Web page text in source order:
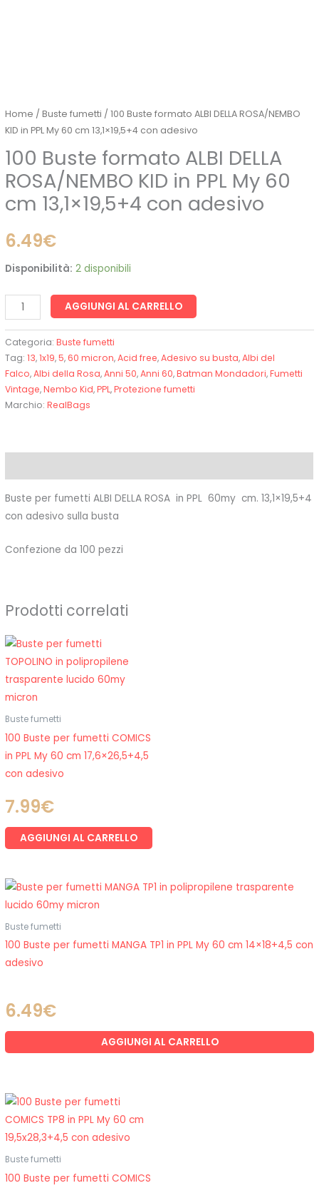
Home /Buste fumetti / 100 Buste formato ALBI DELLA ROSA/NEMBO
KID in PPL My 60 cm 13,1×19,5+4 con adesivo
100 Buste formato ALBI DELLA
ROSA/NEMBO KID in PPL My 60
cm 13,1×19,5+4 con adesivo
6.49€
Disponibilità: 2 disponibili
AGGIUNGI AL CARRELLO
Categoria:Buste fumetti
Tag:13,1x19,5,60 micron,Acid free,Adesivo su busta,Albi del
Falco,Albi della Rosa,Anni 50,Anni 60,Batman Mondadori,Fumetti
Vintage,Nembo Kid,PPL,Protezione fumetti
Marchio:RealBags
Buste per fumetti ALBI DELLA ROSA in PPL 60my cm. 13,1×19,5+4
con adesivo sulla busta
Confezione da 100 pezzi
Prodotti correlati
Buste fumetti
100 Buste per fumetti COMICS
in PPL My 60 cm 17,6×26,5+4,5
con adesivo
7.99€
AGGIUNGI AL CARRELLO
Buste fumetti
100 Buste per fumetti MANGA TP1 in PPL My 60 cm 14×18+4,5 con
adesivo
6.49€
AGGIUNGI AL CARRELLO
Buste fumetti
100 Buste per fumetti COMICS